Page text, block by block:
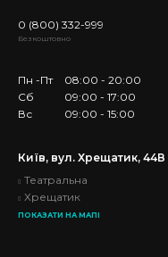
0 (800) 332-999
Безкоштовно
Пн -Пт
08:00 - 20:00
Сб
09:00 - 17:00
Вс
09:00 - 15:00
Київ, вул. Хрещатик, 44В
Театральна
Хрещатик
ПОКАЗАТИ НА МАПІ